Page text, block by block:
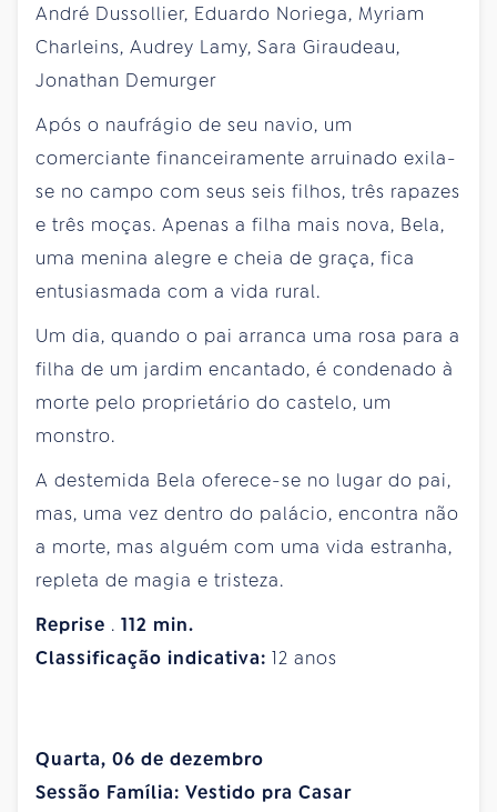
André Dussollier, Eduardo Noriega, Myriam
Charleins, Audrey Lamy, Sara Giraudeau,
Jonathan Demurger
Após o naufrágio de seu navio, um
comerciante financeiramente arruinado exila-
se no campo com seus seis filhos, três rapazes
e três moças. Apenas a filha mais nova, Bela,
uma menina alegre e cheia de graça, fica
entusiasmada com a vida rural.
Um dia, quando o pai arranca uma rosa para a
filha de um jardim encantado, é condenado à
morte pelo proprietário do castelo, um
monstro.
A destemida Bela oferece-se no lugar do pai,
mas, uma vez dentro do palácio, encontra não
a morte, mas alguém com uma vida estranha,
repleta de magia e tristeza.
Reprise . 112 min.
Classificação indicativa: 12 anos
Quarta, 06 de dezembro
Sessão Família: Vestido pra Casar